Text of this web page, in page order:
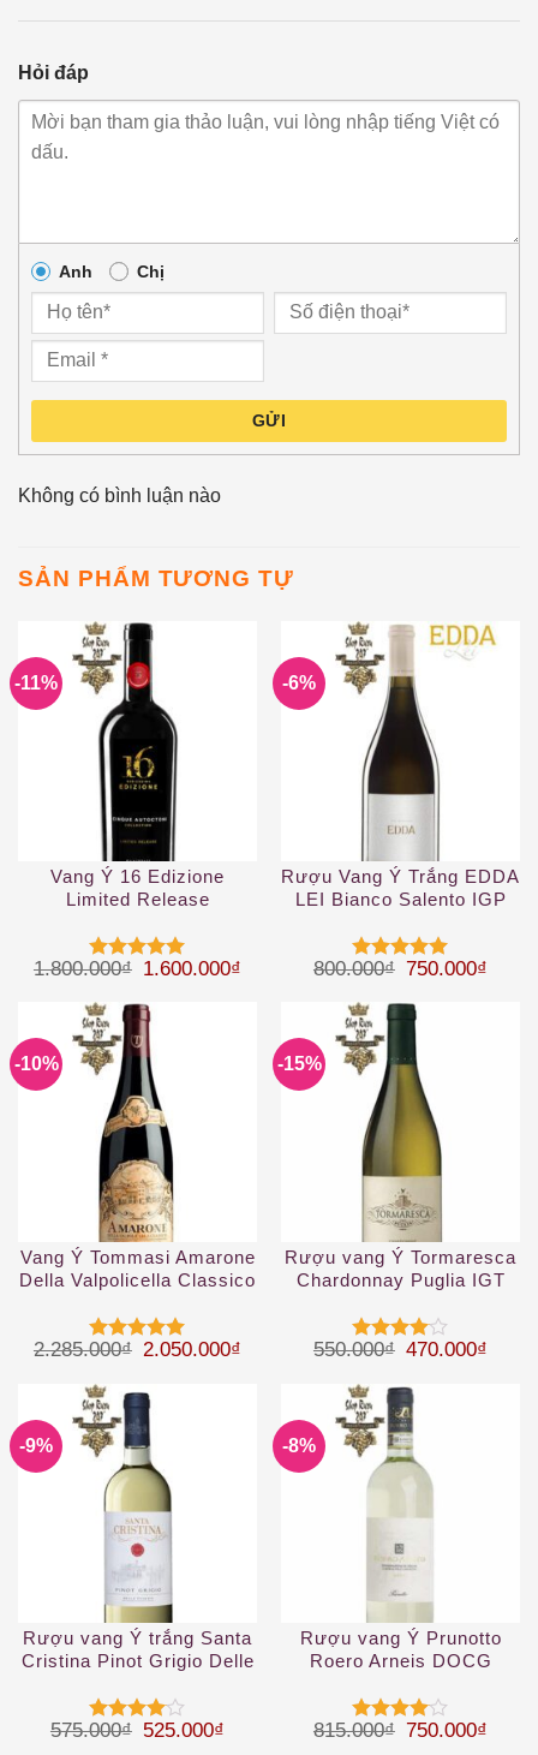
Hỏi đáp
Anh Chị
GỬI
Không có bình luận nào
SẢN PHẨM TƯƠNG TỰ
-11%
Vang Ý 16 Edizione
Limited Release
Được xếp
sao
1.800.000₫ Giá gốc là: 1.800.000₫.
1.600.000₫ Giá hiện tại là: 1.600.000₫.
-6%
Rượu Vang Ý Trắng EDDA
LEI Bianco Salento IGP
Được xếp
sao
800.000₫ Giá gốc là:
750.000₫
-10%
Vang Ý Tommasi Amarone
Della Valpolicella Classico
Được xếp
sao
2.285.000₫ Giá gốc là: 2.285.000₫.
2.050.000₫ Giá hiện tại là: 2.050.000₫.
-15%
Rượu vang Ý Tormaresca
Chardonnay Puglia IGT
Được
45 sao
550.000₫ Giá gốc là:
470.000₫
-9%
Rượu vang Ý trắng Santa
Cristina Pinot Grigio Delle
Được
575.000₫ Giá gốc là: 575.000₫.
525.000₫ Giá hiện tại là: 525.000₫.
-8%
Rượu vang Ý Prunotto
Roero Arneis DOCG
Được
815.000₫ Giá gốc là:
750.000₫